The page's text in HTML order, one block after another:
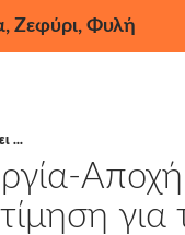
Ζεφύρι, Φυλή
...
για